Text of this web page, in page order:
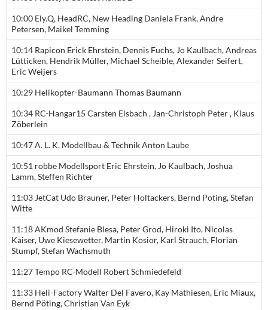
10:00 Ely.Q, HeadRC, New Heading Daniela Frank, Andre
Petersen, Maikel Temming
10:14 Rapicon Erick Ehrstein, Dennis Fuchs, Jo Kaulbach, Andreas
Lütticken, Hendrik Müller, Michael Scheible, Alexander Seifert,
Eric Weijers
10:29 Helikopter-Baumann Thomas Baumann
10:34 RC-Hangar15 Carsten Elsbach , Jan-Christoph Peter , Klaus
Zöberlein
10:47 A. L. K. Modellbau & Technik Anton Laube
10:51 robbe Modellsport Eric Ehrstein, Jo Kaulbach, Joshua
Lamm, Steffen Richter
11:03 JetCat Udo Brauner, Peter Holtackers, Bernd Pöting, Stefan
Witte
11:18 AKmod Stefanie Blesa, Peter Grod, Hiroki Ito, Nicolas
Kaiser, Uwe Kiesewetter, Martin Kosior, Karl Strauch, Florian
Stumpf, Stefan Wachsmuth
11:27 Tempo RC-Modell Robert Schmiedefeld
11:33 Heli-Factory Walter Del Favero, Kay Mathiesen, Eric Miaux,
Bernd Pöting, Christian Van Eyk